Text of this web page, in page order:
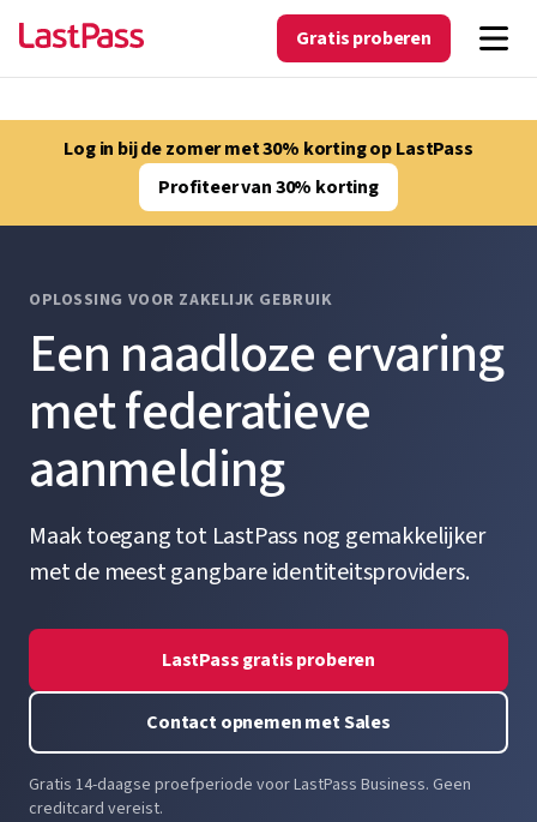
Gratis proberen
Log in bij de zomer met 30% korting op LastPass
Profiteer van 30% korting
OPLOSSING VOOR ZAKELIJK GEBRUIK
Een naadloze ervaring
met federatieve
aanmelding
Maak toegang tot LastPass nog gemakkelijker
met de meest gangbare identiteitsproviders.
LastPass gratis proberen
Contact opnemen met Sales
Gratis 14-daagse proefperiode voor LastPass Business. Geen
creditcard vereist.